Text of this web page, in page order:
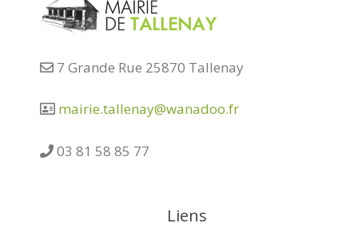
7 Grande Rue 25870 Tallenay
mairie.tallenay@wanadoo.fr
03 81 58 85 77
Liens